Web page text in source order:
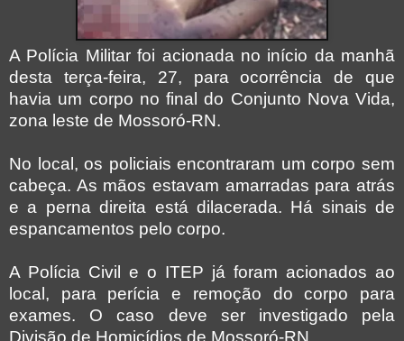
A Polícia Militar foi acionada no início da manhã
desta terça-feira, 27, para ocorrência de que
havia um corpo no final do Conjunto Nova Vida,
zona leste de Mossoró-RN.
No local, os policiais encontraram um corpo sem
cabeça. As mãos estavam amarradas para atrás
e a perna direita está dilacerada. Há sinais de
espancamentos pelo corpo.
A Polícia Civil e o ITEP já foram acionados ao
local, para perícia e remoção do corpo para
exames. O caso deve ser investigado pela
Divisão de Homicídios de Mossoró-RN.